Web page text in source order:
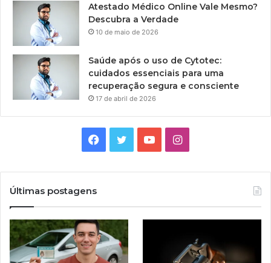
Atestado Médico Online Vale Mesmo?
Descubra a Verdade
10 de maio de 2026
Saúde após o uso de Cytotec:
cuidados essenciais para uma
recuperação segura e consciente
17 de abril de 2026
Facebook
TwitterYouTubeInstagram
Últimas postagens